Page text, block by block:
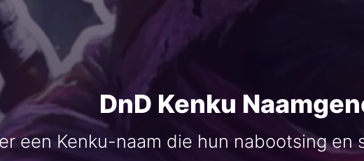
DnD Kenku
een Kenku-naam die hun nabootsing